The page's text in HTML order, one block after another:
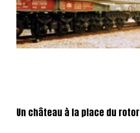
Un château à la place du rotor